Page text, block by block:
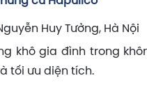
Huy Tưởng, Hà Nội
khô gia đình trong
tối ưu diện tích.